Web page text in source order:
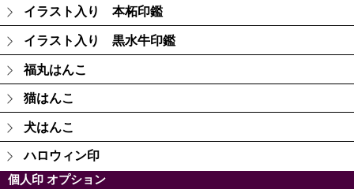
イラスト入り 本柘印鑑
イラスト入り 黒水牛印鑑
福丸はんこ
猫はんこ
犬はんこ
ハロウィン印
個人印 オプション